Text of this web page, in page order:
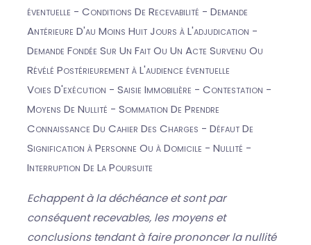
éventuelle - Conditions De Recevabilité - Demande
Antérieure D'au Moins Huit Jours à L'adjudication -
Demande Fondée Sur Un Fait Ou Un Acte Survenu Ou
Révélé Postérieurement à L'audience éventuelle
Voies D'exécution - Saisie Immobilière - Contestation -
Moyens De Nullité - Sommation De Prendre
Connaissance Du Cahier Des Charges - Défaut De
Signification à Personne Ou à Domicile - Nullité -
Interruption De La Poursuite
Echappent à la déchéance et sont par
conséquent recevables, les moyens et
conclusions tendant à faire prononcer la nullité